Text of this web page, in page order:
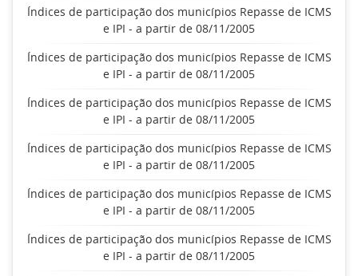
Índices de participação dos municípios Repasse de ICMS
e IPI - a partir de 08/11/2005
Índices de participação dos municípios Repasse de ICMS
e IPI - a partir de 08/11/2005
Índices de participação dos municípios Repasse de ICMS
e IPI - a partir de 08/11/2005
Índices de participação dos municípios Repasse de ICMS
e IPI - a partir de 08/11/2005
Índices de participação dos municípios Repasse de ICMS
e IPI - a partir de 08/11/2005
Índices de participação dos municípios Repasse de ICMS
e IPI - a partir de 08/11/2005